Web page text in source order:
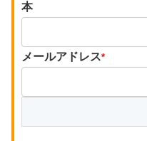
本
メールアドレス*